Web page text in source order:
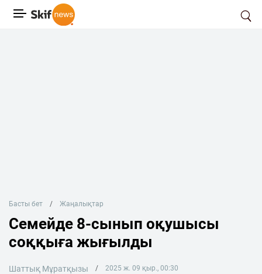
Басты бет Жаңалықтар
Семейде 8-сынып оқушысы
соққыға жығылды
Шаттық Мұратқызы 2025 ж. 09 қыр., 00:30